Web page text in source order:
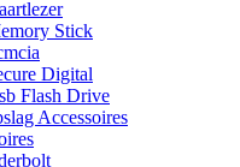
Stick
Digital
Flash Drive
Accessoires